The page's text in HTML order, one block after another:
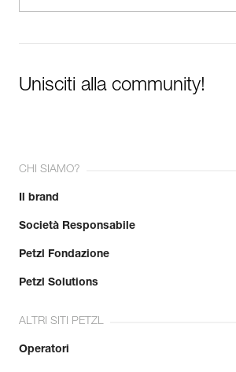
Unisciti alla community!
CHI SIAMO?
Il brand
Società Responsabile
Petzl Fondazione
Petzl Solutions
ALTRI SITI PETZL
Operatori